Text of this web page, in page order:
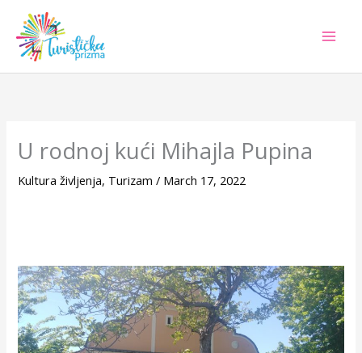
content
U rodnoj kući Mihajla Pupina
Kultura življenja, Turizam / March 17, 2022